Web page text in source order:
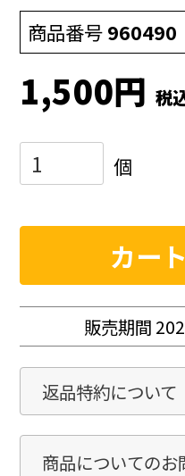
商品番号960490
1,500 税
カー
販売期間
返品特約について
商品についてのお